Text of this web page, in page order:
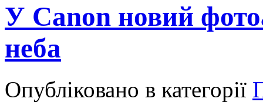
У Canon новий
неба
Опубліковано в категорії